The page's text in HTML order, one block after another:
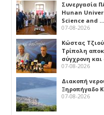
Συνεργασία
Hunan
Science and …
07-08-2026
Κώστας
Τρίπολη
σύγχρονη
07-08-2026
Διακοπή
Ξηροπήγαδο
07-08-2026